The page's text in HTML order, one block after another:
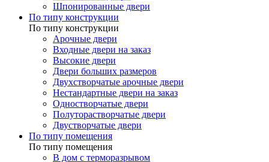
Шпонированные двери
По типу конструкции
По типу конструкции
Арочные двери
Входные двери на заказ
Высокие двери
Двери больших размеров
Двухстворчатые арочные двери
Нестандартные двери на заказ
Одностворчатые двери
Полуторастворчатые двери
Двустворчатые двери
По типу помещения
По типу помещения
В дом с терморазрывом